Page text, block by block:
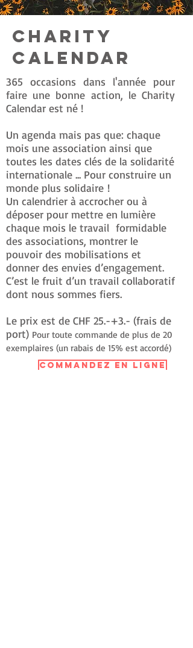
charity
calendar
365 occasions dans l'année pour
faire une bonne action, le Charity
Calendar est né !
Un agenda mais pas que: chaque
mois une association ainsi que
toutes les dates clés de la solidarité
internationale ... Pour construire un
monde plus solidaire !
Un calendrier à accrocher ou à
déposer pour mettre en lumière
chaque mois le travail formidable
des associations, montrer le
pouvoir des mobilisations et
donner des envies d’engagement.
C’est le fruit d’un travail collaboratif
dont nous sommes fiers.
Le prix est de CHF 25.-+3.- (frais de
port) Pour toute commande de plus de 20
exemplaires (un rabais de 15% est accordé)
Commandez en ligne